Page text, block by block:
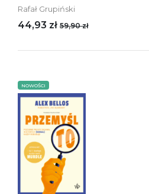
Rafał Grupiński
44,93 zł 59,90 zł
NOWOŚCI